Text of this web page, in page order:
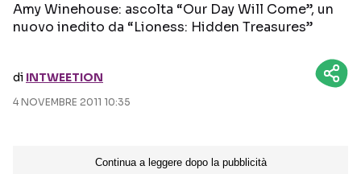
Amy Winehouse: ascolta “Our Day Will Come”, un
nuovo inedito da “Lioness: Hidden Treasures”
di INTWEETION
4 NOVEMBRE 2011 10:35